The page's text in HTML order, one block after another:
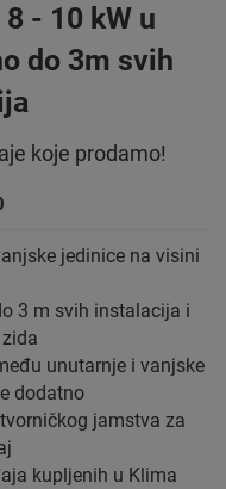
- 10 kW u
do 3m svih
koje prodamo!
jedinice na visini
3 m svih instalacija i
unutarnje i vanjske
dodatno
jamstva za
kupljenih u Klima